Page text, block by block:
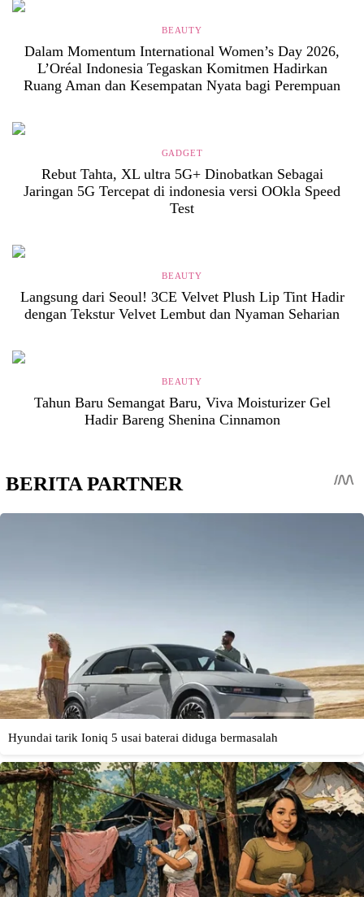
BEAUTY
Dalam Momentum International Women’s Day 2026,
L’Oréal Indonesia Tegaskan Komitmen Hadirkan
Ruang Aman dan Kesempatan Nyata bagi Perempuan
GADGET
Rebut Tahta, XL ultra 5G+ Dinobatkan Sebagai
Jaringan 5G Tercepat di indonesia versi OOkla Speed
Test
BEAUTY
Langsung dari Seoul! 3CE Velvet Plush Lip Tint Hadir
dengan Tekstur Velvet Lembut dan Nyaman Seharian
BEAUTY
Tahun Baru Semangat Baru, Viva Moisturizer Gel
Hadir Bareng Shenina Cinnamon